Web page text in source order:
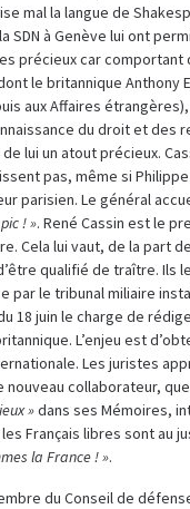
mal la langue de
SDN à Genève lui ont
précieux car comportant
le britannique Anthony
aux Affaires
du droit et des
lui un atout précieux.
pas, même si
parisien. Le général
! ». René Cassin est le
Cela lui vaut, de la part
qualifié de traître. Ils
par le tribunal miliaire
18 juin le charge de
L’enjeu est
Les juristes
nouveau collaborateur,
»dans ses Mémoires,
Français libres sont au
la France ! ».
du Conseil de